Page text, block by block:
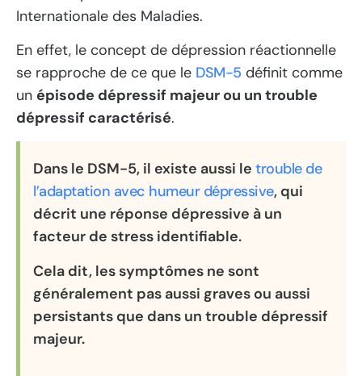
Internationale des Maladies.
En effet, le concept de dépression réactionnelle
se rapproche de ce que le DSM-5 définit comme
un épisode dépressif majeur ou un trouble
dépressif caractérisé.
Dans le DSM-5, il existe aussi letrouble de
l’adaptation avec humeur dépressive, qui
décrit une réponse dépressive à un
facteur de stress identifiable.
Cela dit, les symptômes ne sont
généralement pas aussi graves ou aussi
persistants que dans un trouble dépressif
majeur.